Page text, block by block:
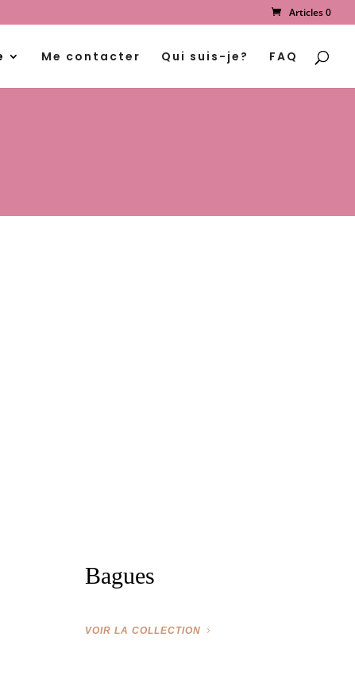
Articles 0
Me contacter Qui suis-je? FAQ
Recherche
produits
Bagues
VOIR LA COLLECTION